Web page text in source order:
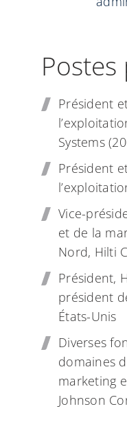
Président
Systems
Président
Vice-
et de la
Nord, Hilti
Président,
président
États-Unis
Diverses
domaines
marketing
Johnson